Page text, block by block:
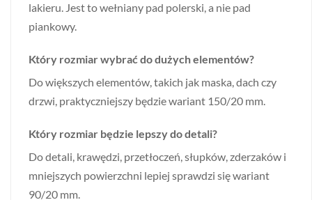
lakieru. Jest to wełniany pad polerski, a nie pad
piankowy.
Który rozmiar wybrać do dużych elementów?
Do większych elementów, takich jak maska, dach czy
drzwi, praktyczniejszy będzie wariant 150/20 mm.
Który rozmiar będzie lepszy do detali?
Do detali, krawędzi, przetłoczeń, słupków, zderzaków i
mniejszych powierzchni lepiej sprawdzi się wariant
90/20 mm.